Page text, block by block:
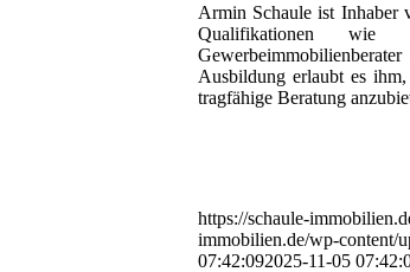
Armin Schaule ist Inhaber
Qualifikationen wie
Ausbildung erlaubt es
tragfähige Beratung
https://schaule-
immobilien.de/wp-content/
07:42:092025-11-05